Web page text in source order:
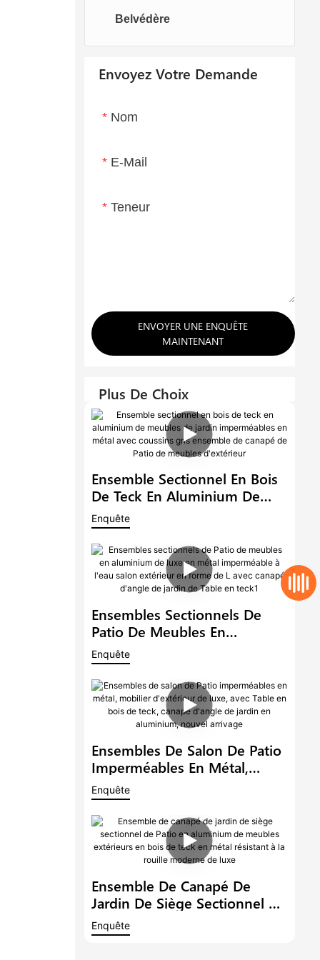
Chaises oeufs
Chaise longue
Belvédère
Envoyez Votre Demande
Nom
E-Mail
Teneur
ENVOYER UNE ENQUÊTE
MAINTENANT
Plus De Choix
Ensemble Sectionnel En Bois
De Teck En Aluminium De
Meubles De Jardin
Imperméables En Métal Avec
Coussins Gris Ensemble De
Canapé De Patio De Meubles
D'extérieur
Enquête
Ensembles Sectionnels De
Patio De Meubles En
Aluminium De Luxe En Métal
Imperméable À L'eau Salon
Extérieur En Forme De L Avec
Canapé D'angle De Jardin De
Table En Teck1
Enquête
Ensembles De Salon De Patio
Imperméables En Métal,
Mobilier D'extérieur De Luxe,
Avec Table En Bois De Teck,
Canapé D'angle De Jardin En
Aluminium, Nouvel Arrivage
Enquête
Ensemble De Canapé De
Jardin De Siège Sectionnel De
Patio En Aluminium De
Meubles Extérieurs En Bois
Enquête